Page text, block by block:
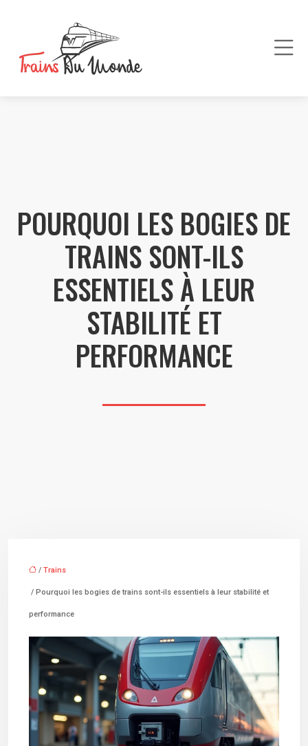
POURQUOI LES BOGIES DE
TRAINS SONT-ILS
ESSENTIELS À LEUR
STABILITÉ ET
PERFORMANCE
/ Trains
/ Pourquoi les bogies de trains sont-ils essentiels à leur stabilité et
performance